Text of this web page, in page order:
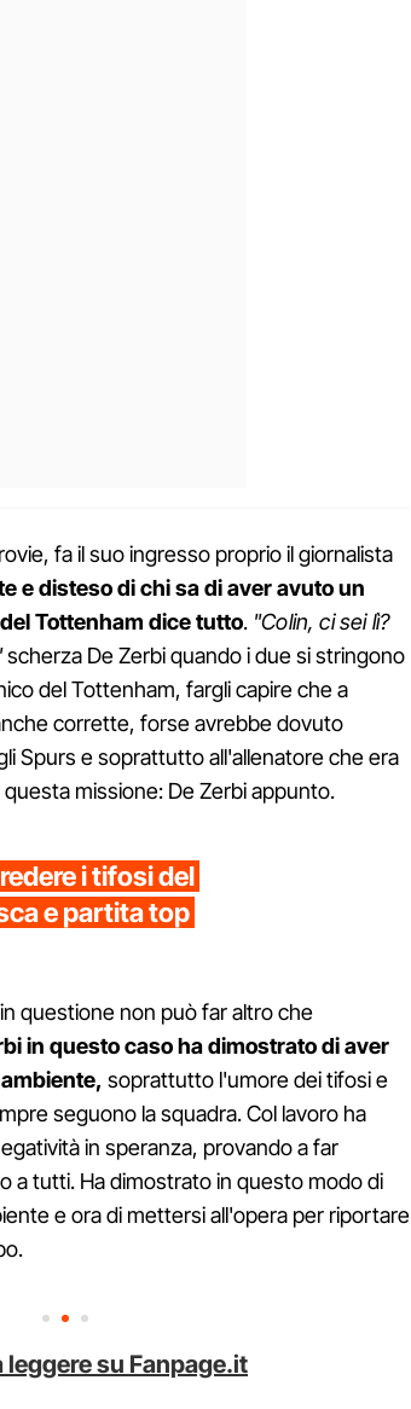
fa il suo ingresso proprio il giornalista
e disteso di chi sa di aver avuto un
Tottenham dice tutto. "Colin, ci sei lì?
scherza De Zerbi quando i due si stringono
del Tottenham, fargli capire che a
corrette, forse avrebbe dovuto
Spurs e soprattutto all'allenatore che era
missione: De Zerbi appunto.
i tifosi del
e partita top
questione non può far altro che
in questo caso ha dimostrato di aver
soprattutto l'umore dei tifosi e
seguono la squadra. Col lavoro ha
in speranza, provando a far
a tutti. Ha dimostrato in questo modo di
e ora di mettersi all'opera per riportare
leggere su Fanpage.it